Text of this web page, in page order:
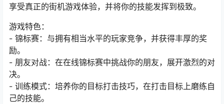
享受真正的街机游戏体验，并将你的技能发挥到极致。
游戏特色：
- 锦标赛：与拥有相当水平的玩家竞争，并获得丰厚的奖
励。
- 朋友对战：在在线锦标赛中挑战你的朋友，展开激烈的对
决。
- 训练模式：培养你的目标打击技巧，在打击目标上磨练自
己的技能。